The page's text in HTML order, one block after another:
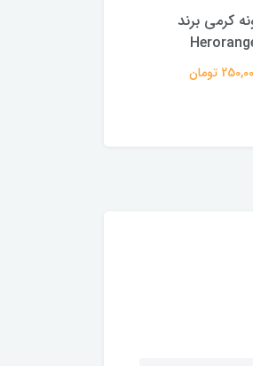
کرمی برند
تومان